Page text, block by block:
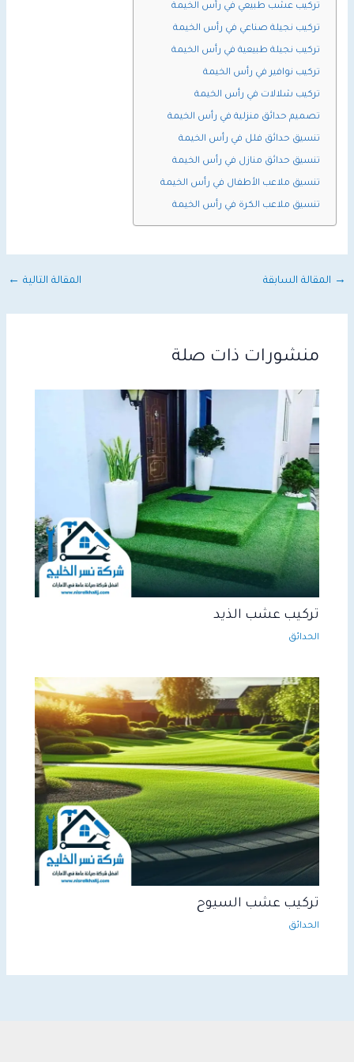
تركيب عشب طبيعي في رأس الخيمة
تركيب نجيلة صناعي في رأس الخيمة
تركيب نجيلة طبيعية في رأس الخيمة
تركيب نوافير في رأس الخيمة
تركيب شلالات في رأس الخيمة
تصميم حدائق منزلية في رأس الخيمة
تنسيق حدائق فلل في رأس الخيمة
تنسيق حدائق منازل في رأس الخيمة
تنسيق ملاعب الأطفال في رأس الخيمة
تنسيق ملاعب الكرة في رأس الخيمة
→ المقالة السابقة المقالة التالية ←
منشورات ذات صلة
تركيب عشب الذيد
الحدائق
تركيب عشب السيوح
الحدائق